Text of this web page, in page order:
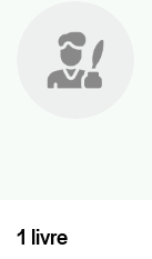
1 livre